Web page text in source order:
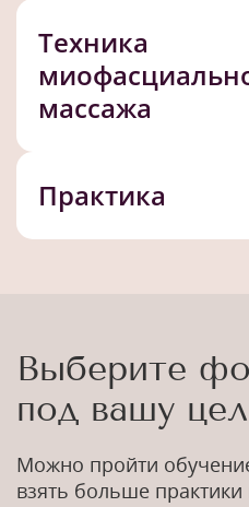
Техника
массажа
Практика
Выберите
под вашу
Можно пройти
взять больше